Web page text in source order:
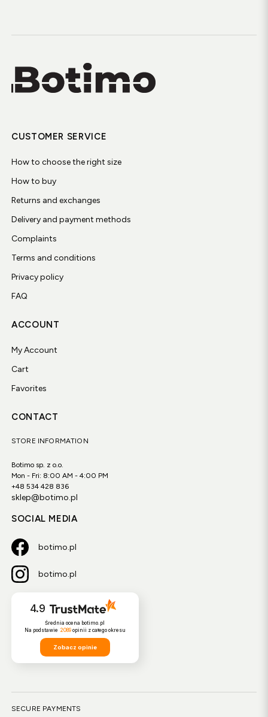
CUSTOMER SERVICE
How to choose the right size
How to buy
Returns and exchanges
Delivery and payment methods
Complaints
Terms and conditions
Privacy policy
FAQ
ACCOUNT
My Account
Cart
Favorites
CONTACT
STORE INFORMATION
Botimo sp. z o.o.
Mon - Fri: 8:00 AM - 4:00 PM
+48 534 428 836
sklep@botimo.pl
SOCIAL MEDIA
botimo.pl
botimo.pl
4.9
Średnia ocena botimo.pl
Na podstawie 2089opinii z całego okresu
Zobacz opinie
SECURE PAYMENTS